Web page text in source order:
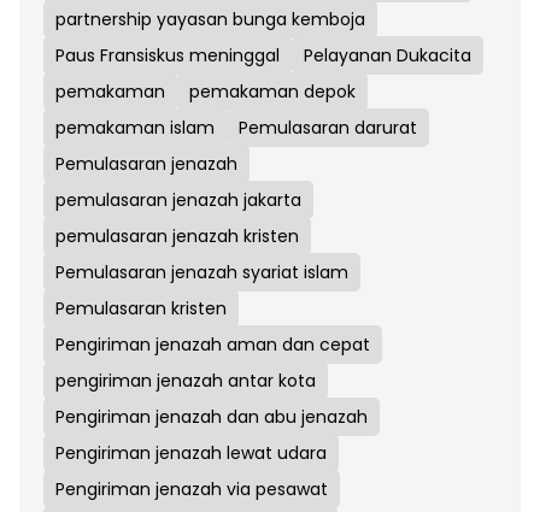
partnership yayasan bunga kemboja
Paus Fransiskus meninggal
Pelayanan Dukacita
pemakaman
pemakaman depok
pemakaman islam
Pemulasaran darurat
Pemulasaran jenazah
pemulasaran jenazah jakarta
pemulasaran jenazah kristen
Pemulasaran jenazah syariat islam
Pemulasaran kristen
Pengiriman jenazah aman dan cepat
pengiriman jenazah antar kota
Pengiriman jenazah dan abu jenazah
Pengiriman jenazah lewat udara
Pengiriman jenazah via pesawat